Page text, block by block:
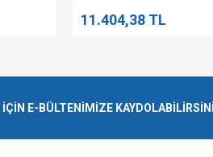
11.404,38 TL
E-BÜLTENİMİZE